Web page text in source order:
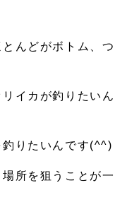
んどがボトム、つ
イカが釣りたいん
りたいんです(^^)
所を狙うことが一